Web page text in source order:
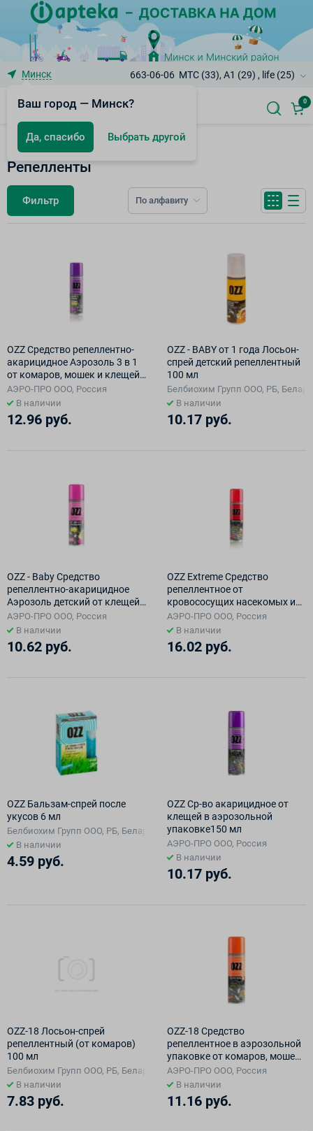
Минск
Ваш город — Минск?
Да, спасибо Выбрать другой
663-06-06 МТС (33), A1 (29) , life (25)
0
Средства для ухода за телом
Репелленты
Фильтр По алфавиту
OZZ Средство репеллентно-
акарицидное Аэрозоль 3 в 1
от комаров, мошек и клещей,
150 мл
АЭРО-ПРО ООО, Россия
В наличии
12.96 руб.
OZZ - BABY от 1 года Лосьон-
спрей детский репеллентный
100 мл
Белбиохим Групп ООО, РБ,
В наличии
10.17 руб.
OZZ - Baby Средство
репеллентно-акарицидное
Аэрозоль детский от клещей
и комаров, 120 мл
АЭРО-ПРО ООО, Россия
В наличии
10.62 руб.
OZZ Extreme Cредство
репеллентное от
кровососущих насекомых и
клещей в аэроз. упак., 150 мл
АЭРО-ПРО ООО, Россия
В наличии
16.02 руб.
OZZ Бальзам-спрей после
укусов 6 мл
Белбиохим Групп ООО, РБ, Беларусь
В наличии
4.59 руб.
OZZ Ср-во акарицидное от
клещей в аэрозольной
упаковке150 мл
АЭРО-ПРО ООО, Россия
В наличии
10.17 руб.
OZZ-18 Лосьон-спрей
репеллентный (от комаров)
100 мл
Белбиохим Групп ООО, РБ, Беларусь
В наличии
7.83 руб.
OZZ-18 Средство
репеллентное в аэрозольной
упаковке от комаров, мошек,
слепней, мокрецов 150 мл
АЭРО-ПРО ООО, Россия
В наличии
11.16 руб.